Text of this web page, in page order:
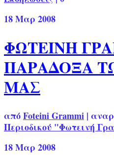
18Μαρ 2008
ΦΩΤΕΙΝΗ
ΠΑΡΑΔΟΞΑ
ΜΑΣ
απόFoteini Grammi |
Περιοδικού "Φωτεινή
18Μαρ 2008